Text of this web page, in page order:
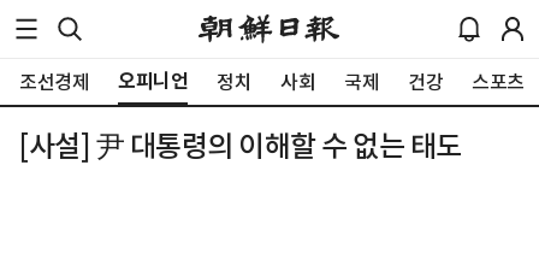
조선경제 오피니언 정치 사회 국제 건강 스포츠
[사설] 尹 대통령의 이해할 수 없는 태도